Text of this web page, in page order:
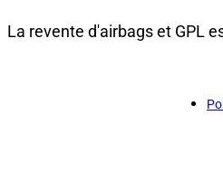
La revente d'airbags et GPL